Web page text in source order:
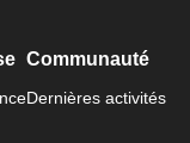
Communauté
Dernières activités